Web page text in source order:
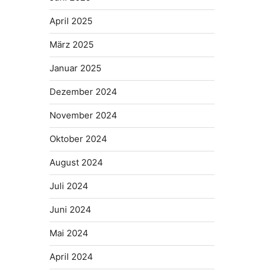
April 2025
März 2025
Januar 2025
Dezember 2024
November 2024
Oktober 2024
August 2024
Juli 2024
Juni 2024
Mai 2024
April 2024